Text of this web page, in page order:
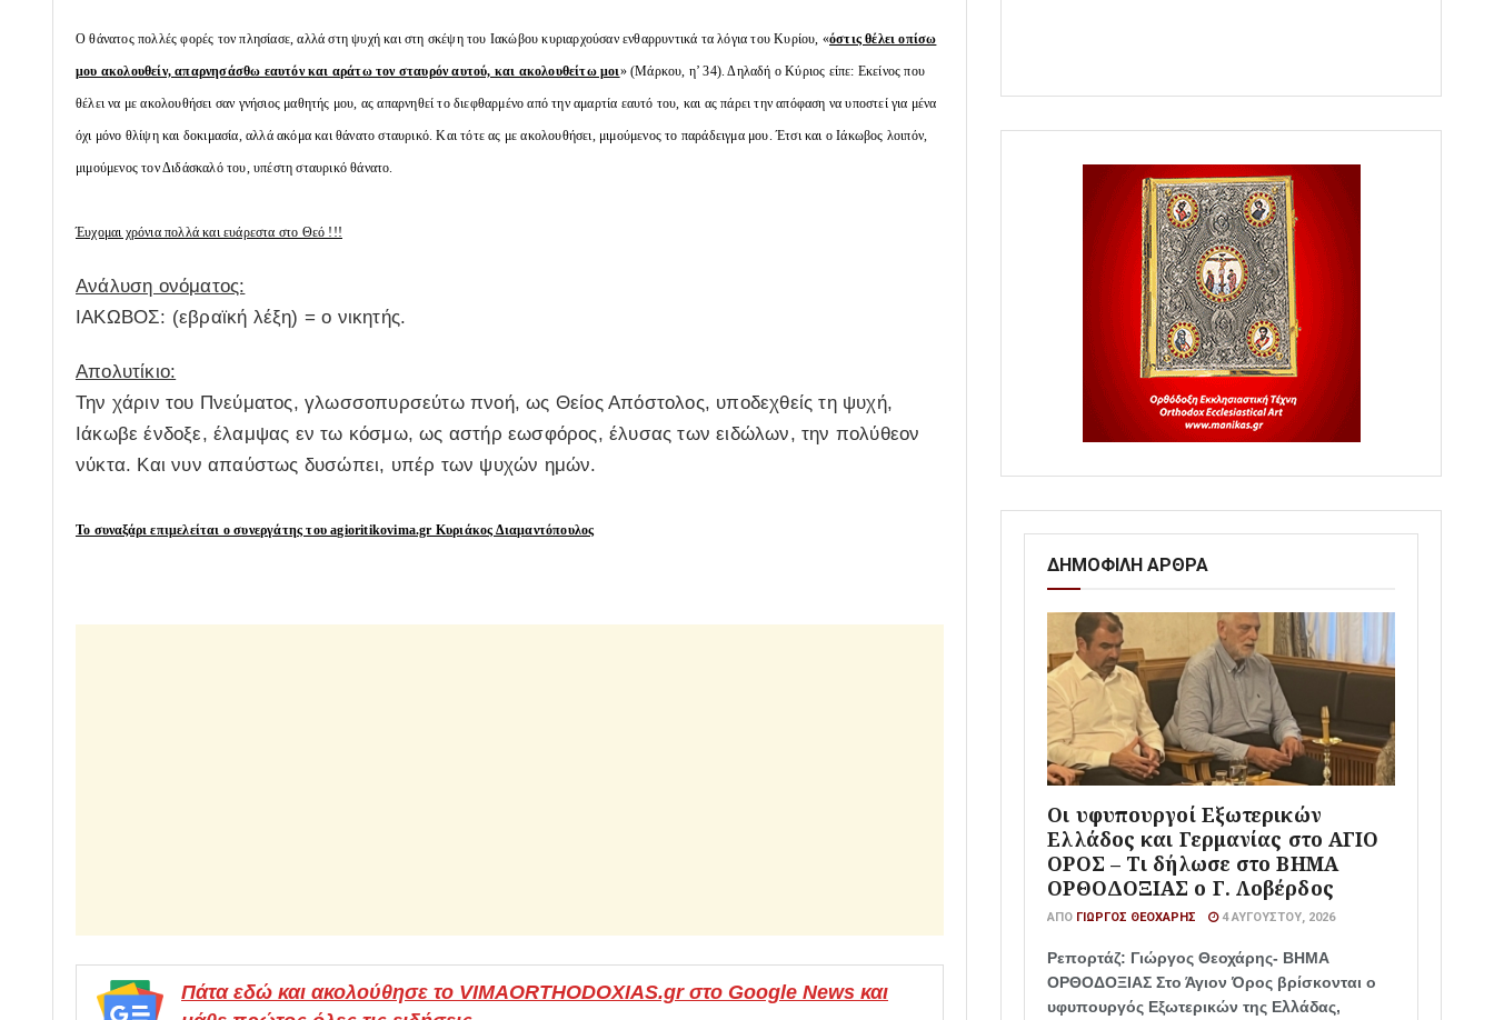
Ο θάνατος πολλές φορές τον πλησίασε, αλλά στη ψυχή και στη σκέψη του Ιακώβου κυριαρχούσαν ενθαρρυντικά τα λόγια του Κυρίου, «όστις θέλει οπίσω
μου ακολουθείν, απαρνησάσθω εαυτόν και αράτω τον σταυρόν αυτού, και ακολουθείτω μοι» (Μάρκου, η’ 34). Δηλαδή ο Κύριος είπε: Εκείνος που
θέλει να με ακολουθήσει σαν γνήσιος μαθητής μου, ας απαρνηθεί το διεφθαρμένο από την αμαρτία εαυτό του, και ας πάρει την απόφαση να υποστεί για μένα
όχι μόνο θλίψη και δοκιμασία, αλλά ακόμα και θάνατο σταυρικό. Και τότε ας με ακολουθήσει, μιμούμενος το παράδειγμα μου. Έτσι και ο Ιάκωβος λοιπόν,
μιμούμενος τον Διδάσκαλό του, υπέστη σταυρικό θάνατο.
Έυχομαι χρόνια πολλά και ευάρεστα στο Θεό !!!
Ανάλυση ονόματος:
ΙΑΚΩΒΟΣ: (εβραϊκή λέξη) = ο νικητής.
Απολυτίκιο:
Την χάριν του Πνεύματος, γλωσσοπυρσεύτω πνοή, ως Θείος Απόστολος, υποδεχθείς τη ψυχή,
Ιάκωβε ένδοξε, έλαμψας εν τω κόσμω, ως αστήρ εωσφόρος, έλυσας των ειδώλων, την πολύθεον
νύκτα. Και νυν απαύστως δυσώπει, υπέρ των ψυχών ημών.
Το συναξάρι επιμελείται ο συνεργάτης του agioritikovima.gr Κυριάκος Διαμαντόπουλος
Πάτα εδώ και ακολούθησε το VIMAORTHODOXIAS.gr στο Google News και
ΔΗΜΟΦΙΛΗ ΑΡΘΡΑ
Οι υφυπουργοί Εξωτερικών
Ελλάδος και Γερμανίας στο ΑΓΙΟ
ΟΡΟΣ – Τι δήλωσε στο ΒΗΜΑ
ΟΡΘΟΔΟΞΙΑΣ ο Γ. Λοβέρδος
ΑΠΌ ΓΙΏΡΓΟΣ ΘΕΟΧΆΡΗΣ 4 ΑΥΓΟΎΣΤΟΥ, 2026
Ρεπορτάζ: Γιώργος Θεοχάρης- ΒΗΜΑ
ΟΡΘΟΔΟΞΙΑΣ Στο Άγιον Όρος βρίσκονται ο
υφυπουργός Εξωτερικών της Ελλάδας,